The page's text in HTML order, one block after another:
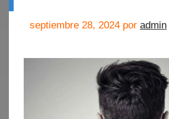
septiembre 28, 2024 por admin